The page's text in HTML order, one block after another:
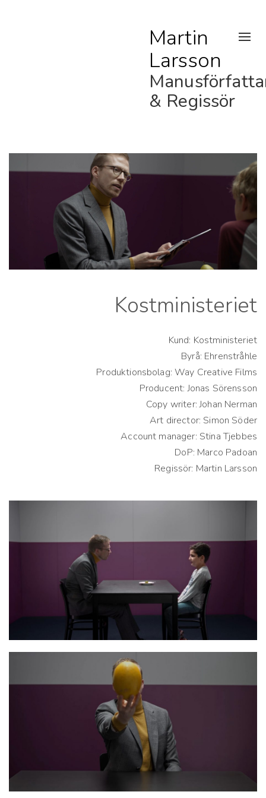
Martin
Larsson
& Regissör
Kostministeriet
Kund: Kostministeriet
Byrå: Ehrenstråhle
Produktionsbolag: Way Creative Films
Producent: Jonas Sörensson
Copy writer: Johan Nerman
Art director: Simon Söder
Account manager: Stina Tjebbes
DoP: Marco Padoan
Regissör: Martin Larsson